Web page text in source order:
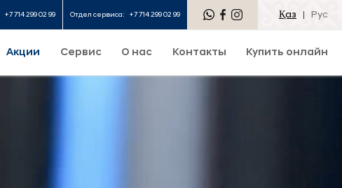
+7 714 299 02 99 Отдел сервиса: +7 714 299 02 99 Қаз Рус
Акции Сервис О нас Контакты Купить онлайн